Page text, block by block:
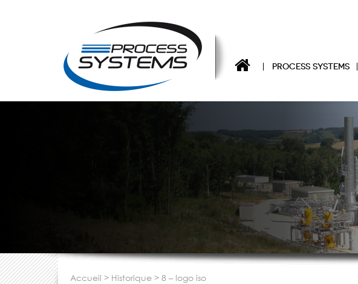
PROCESS SYSTEMS
accueil > historique > 8 – logo iso